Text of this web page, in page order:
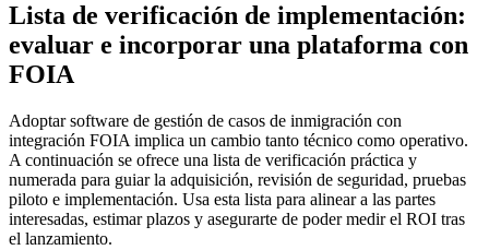
Lista de verificación de implementación:
evaluar e incorporar una plataforma con
FOIA
Adoptar software de gestión de casos de inmigración con
integración FOIA implica un cambio tanto técnico como operativo.
A continuación se ofrece una lista de verificación práctica y
numerada para guiar la adquisición, revisión de seguridad, pruebas
piloto e implementación. Usa esta lista para alinear a las partes
interesadas, estimar plazos y asegurarte de poder medir el ROI tras
el lanzamiento.